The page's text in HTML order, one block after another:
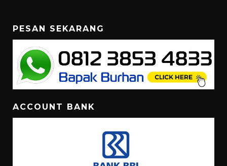
PESAN SEKARANG
ACCOUNT BANK